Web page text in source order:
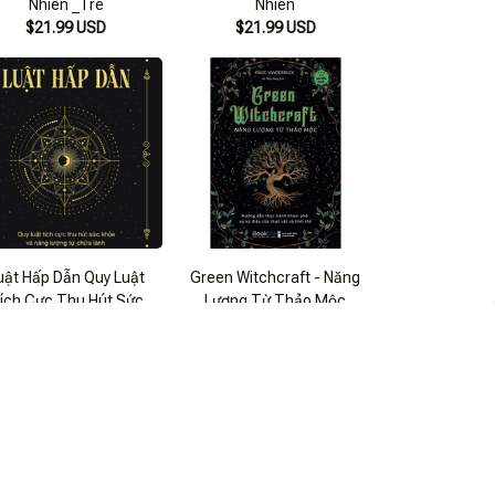
Nhiên _Tre
$21.99 USD
Nhiên
$21.99 USD
Hấp Dẫn Quy Luật
Cực Thu Hút Sức
Green Witchcraft - Năng
Lượng Từ Thảo Mộc